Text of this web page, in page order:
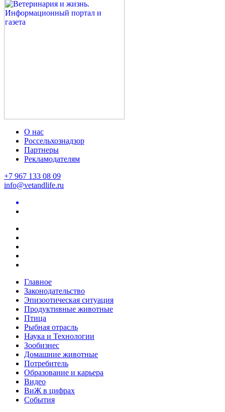
О нас
Россельхознадзор
Партнеры
Рекламодателям
+7 967 133 08 09
info@vetandlife.ru
Главное
Законодательство
Эпизоотическая ситуация
Продуктивные животные
Птица
Рыбная отрасль
Наука и Технологии
Зообизнес
Домашние животные
Потребитель
Образование и карьера
Видео
ВиЖ в цифрах
События